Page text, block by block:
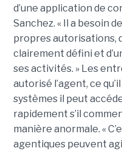
d’une application de
Sanchez. « Il a besoin
propres autorisations,
clairement défini et
ses activités. » Les
autorisé l’agent, ce
systèmes il peut
rapidement s’il
manière anormale. «
agentiques peuvent